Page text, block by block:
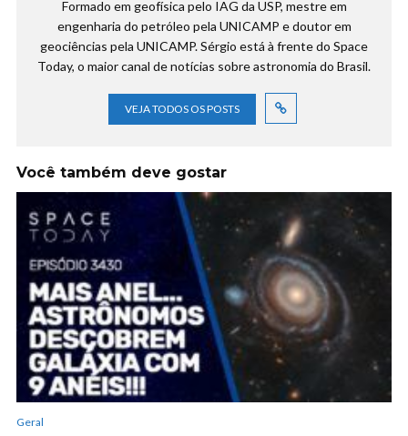
Formado em geofísica pelo IAG da USP, mestre em
engenharia do petróleo pela UNICAMP e doutor em
geociências pela UNICAMP. Sérgio está à frente do Space
Today, o maior canal de notícias sobre astronomia do Brasil.
VEJA TODOS OS POSTS
Você também deve gostar
Geral